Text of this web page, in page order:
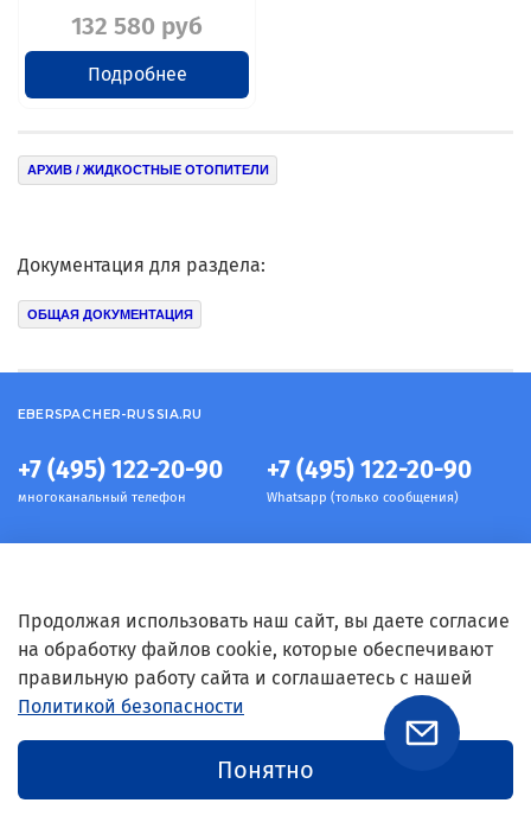
132 580 руб
Подробнее
АРХИВ / ЖИДКОСТНЫЕ ОТОПИТЕЛИ
Документация для раздела:
ОБЩАЯ ДОКУМЕНТАЦИЯ
Информация
Условия
+7 (495) 122-20-90
многоканальный телефон
+7 (495) 122-20-90
Whatsapp (только сообщения)
EBERSPACHER-RUSSIA.RU
Продолжая использовать наш сайт, вы даете согласие
на обработку файлов cookie, которые обеспечивают
правильную работу сайта и соглашаетесь с нашей
Политикой безопасности
Понятно